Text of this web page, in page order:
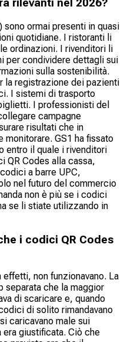
rilevanti nel 2026?
sono ormai presenti in quasi
quotidiane. I ristoranti li
ordinazioni. I rivenditori li
per condividere dettagli sui
sulla sostenibilità.
la registrazione dei pazienti
I sistemi di trasporto
I professionisti del
campagne
risultati che in
GS1 ha fissato
entro il quale i rivenditori
QR Codes alla cassa,
a barre UPC,
nel futuro del commercio
non è più se i codici
se li stiate utilizzando in
i codici QR Codes
non funzionavano. La
separata che la maggior
di scaricare e, quando
di solito rimandavano
caricavano male sui
giustificata. Ciò che